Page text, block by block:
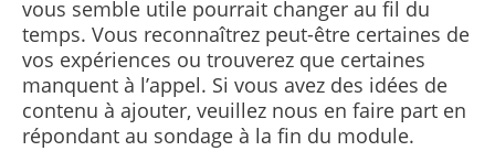
vous semble utile pourrait changer au fil du
temps. Vous reconnaîtrez peut-être certaines de
vos expériences ou trouverez que certaines
manquent à l’appel. Si vous avez des idées de
contenu à ajouter, veuillez nous en faire part en
répondant au sondage à la fin du module.